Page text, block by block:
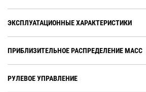
ЭКСПЛУАТАЦИОННЫЕ ХАРАКТЕРИСТИКИ
ПРИБЛИЗИТЕЛЬНОЕ РАСПРЕДЕЛЕНИЕ МАСС
РУЛЕВОЕ УПРАВЛЕНИЕ